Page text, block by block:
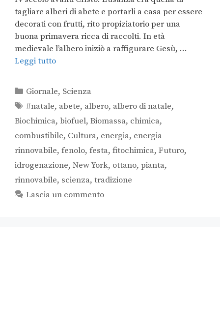
tagliare alberi di abete e portarli a casa per essere
decorati con frutti, rito propiziatorio per una
buona primavera ricca di raccolti. In età
medievale l’albero iniziò a raffigurare Gesù, …
Leggi tutto
Giornale, Scienza
#natale, abete, albero, albero di natale,
Biochimica, biofuel, Biomassa, chimica,
combustibile, Cultura, energia, energia
rinnovabile, fenolo, festa, fitochimica, Futuro,
idrogenazione, New York, ottano, pianta,
rinnovabile, scienza, tradizione
Lascia un commento